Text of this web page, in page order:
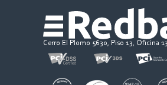
Cerro El Plomo 5630, Piso 13, Oficina